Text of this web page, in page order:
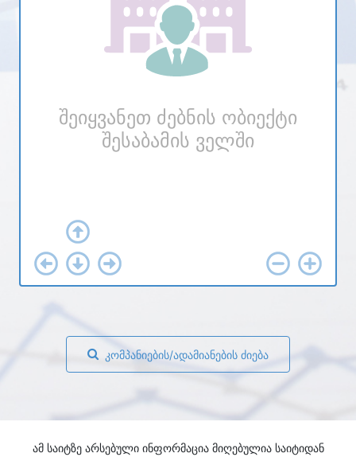
შეიყვანეთ ძებნის ობიექტი
შესაბამის ველში
კომპანიების/ადამიანების ძიება
ამ საიტზე არსებული ინფორმაცია მიღებულია საიტიდან